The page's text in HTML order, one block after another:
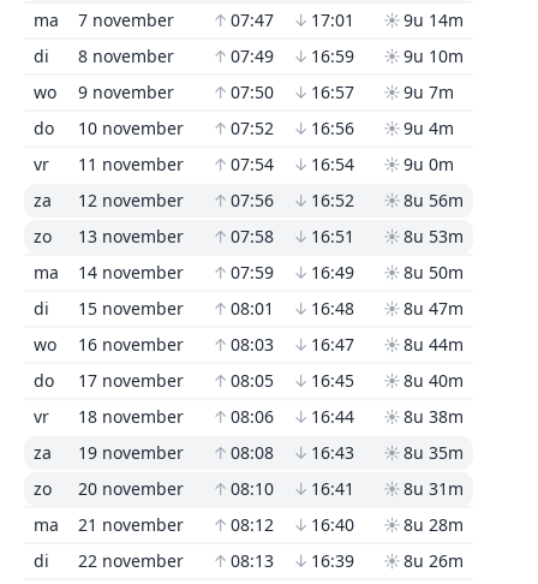
ma 7 november ↑ 07:47 ↓ 17:01 ☀9u 14m
di
8 november ↑ 07:49 ↓ 16:59 ☀9u 10m
wo
9 november ↑ 07:50 ↓ 16:57 ☀9u 7m
do
10 november ↑ 07:52 ↓ 16:56 ☀9u 4m
vr
11 november ↑ 07:54 ↓ 16:54 ☀9u 0m
za
12 november ↑ 07:56 ↓ 16:52 ☀8u 56m
zo
13 november ↑ 07:58 ↓ 16:51 ☀8u 53m
ma
14 november ↑ 07:59 ↓ 16:49 ☀8u 50m
di
15 november ↑ 08:01 ↓ 16:48 ☀8u 47m
wo
16 november ↑ 08:03 ↓ 16:47 ☀8u 44m
do
17 november ↑ 08:05 ↓ 16:45 ☀8u 40m
vr
18 november ↑ 08:06 ↓ 16:44 ☀8u 38m
za
19 november ↑ 08:08 ↓ 16:43 ☀8u 35m
zo
20 november ↑ 08:10 ↓ 16:41 ☀8u 31m
ma
21 november ↑ 08:12 ↓ 16:40 ☀8u 28m
di
22 november ↑ 08:13 ↓ 16:39 ☀8u 26m